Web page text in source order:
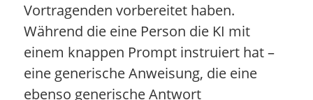
Vortragenden vorbereitet haben.
Während die eine Person die KI mit
einem knappen Prompt instruiert hat –
eine generische Anweisung, die eine
ebenso generische Antwort